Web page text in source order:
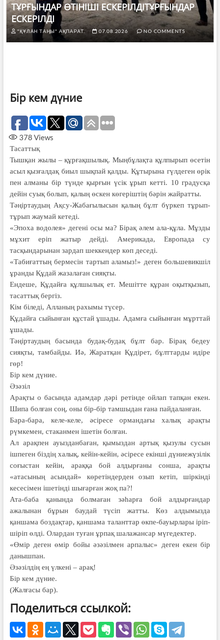
ТҰРҒЫНДАР ӨТІНІШІ ЕСКЕРІЛДІТҰРҒЫНДАР
ЕСКЕРІЛДІ
"ҚҰЛАН ТАҢЫ" АҚПАРАТ. 07.08.2026 NO COMMENTS
Бір кем дүние
378 Views
Тасаттық
Тышқан жылы – құрғақшылық. Мыңбұлақта құлпырып өсетін
асыл қызғалдақ биыл шықпай қалды. Құтырына гүлдеген өрік
пен алманы бір түнде қырғын үсік ұрып кетті. 10 градусқа
дейін суық болып, қалың өскен көгеріштің бәрін жайратты.
Тәңіртаудың Ақсу-Жабағылысын қалың бұлт бүркеп тұрып-
тұрып жаумай кетеді.
«Эпоха водолея» дегені осы ма? Бірақ әлем ала-құла. Мұзды
мұхит еріп жатыр дейді. Америкада, Европада су
тасқындарынан зардап шеккендер көп деседі.
«Табиғаттың бермесін тартып аламыз!» деген большевикшіл
ұранды Құдай жазалаған сияқты.
Ендеше, Құдайға құлшылық ет. Мешітте құран оқытқызып,
тасаттық бергіз.
Кім біледі, Алланың рахымы түсер.
Құдайға сыйынған құстай ұшады. Адамға сыйынған мұрттай
ұшады.
Тәңіртаудың басында будақ-будақ бұлт бар. Бірақ бедеу
сияқты, тамбайды. Иә, Жаратқан Құдірет, бұлттарды идіре
гөр!
Бір кем дүние.
Әзәзіл
Арақты о басында адамдар дәрі ретінде ойлап тапқан екен.
Шипа болған соң, оны бір-бір тамшыдан ғана пайдаланған.
Бара-бара, келе-келе, әсіресе ормандағы халық арақты
рүмкемен, стаканмен ішетін болған.
Ал арақпен ауызданбаған, қымыздан артық қызулы сусын
ішпеген біздің халық, кейін-кейін, әсіресе екінші дүниежүзілік
соғыстан кейін, араққа бой алдырғаны сонша, арақты
«атасының асындай» көретіндерден озып кетіп, шіркінді
кесесімен ішетінді шығарған жоқ па?!
Ата-баба қанында болмаған зәһарға бой алдырғандар
ажалынан бұрын баудай түсіп жатты. Көз алдымызда
қаншама боздақтар, қаншама таланттар өкпе-бауырлары іріп-
шіріп өлді. Олардан туған ұрпақ шалажансар мүгедектер.
«Өмір деген өмір бойы әзәзілмен арпалыс» деген екен бір
данышпан.
Әзәзілдің ең үлкені – арақ!
Бір кем дүние.
(Жалғасы бар).
Поделиться ссылкой: